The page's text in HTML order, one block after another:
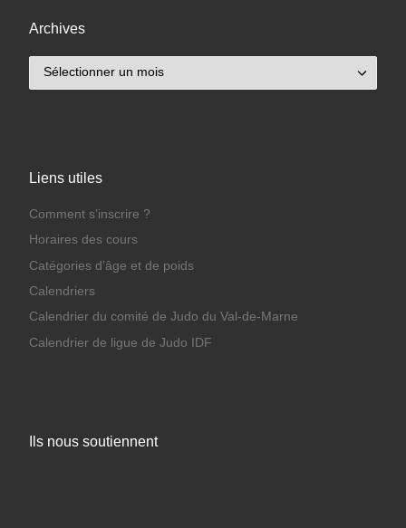
Archives
Liens utiles
Comment s’inscrire ?
Horaires des cours
Catégories d’âge et de poids
Calendriers
Calendrier du comité de Judo du Val-de-Marne
Calendrier de ligue de Judo IDF
Ils nous soutiennent